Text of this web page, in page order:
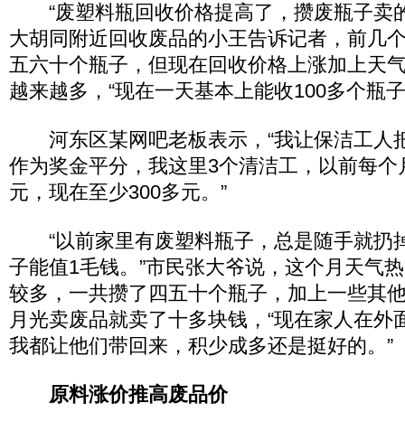
“废塑料瓶回收价格提高了，攒废瓶子卖
大胡同附近回收废品的小王告诉记者，前几
五六十个瓶子，但现在回收价格上涨加上天
越来越多，“现在一天基本上能收100多个瓶
河东区某网吧老板表示，“我让保洁工人
作为奖金平分，我这里3个清洁工，以前每个
元，现在至少300多元。”
“以前家里有废塑料瓶子，总是随手就扔
子能值1毛钱。”市民张大爷说，这个月天气
较多，一共攒了四五十个瓶子，加上一些其
月光卖废品就卖了十多块钱，“现在家人在外
我都让他们带回来，积少成多还是挺好的。”
原料涨价推高废品价